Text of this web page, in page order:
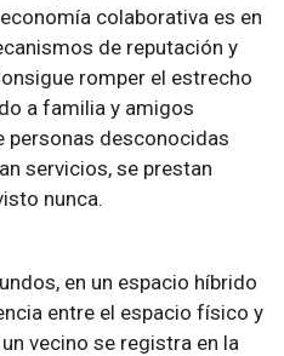
colaborativa es en
de reputación y
romper el estrecho
a familia y amigos
personas desconocidas
servicios, se prestan
nunca.
en un espacio híbrido
entre el espacio físico y
vecino se registra en la